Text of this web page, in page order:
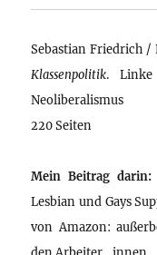
Sebastian Friedrich
Klassenpolitik. Linke
Neoliberalismus
220 Seiten
Mein Beitrag darin:
Lesbian und Gays
von Amazon:
den Arbeiter_innen